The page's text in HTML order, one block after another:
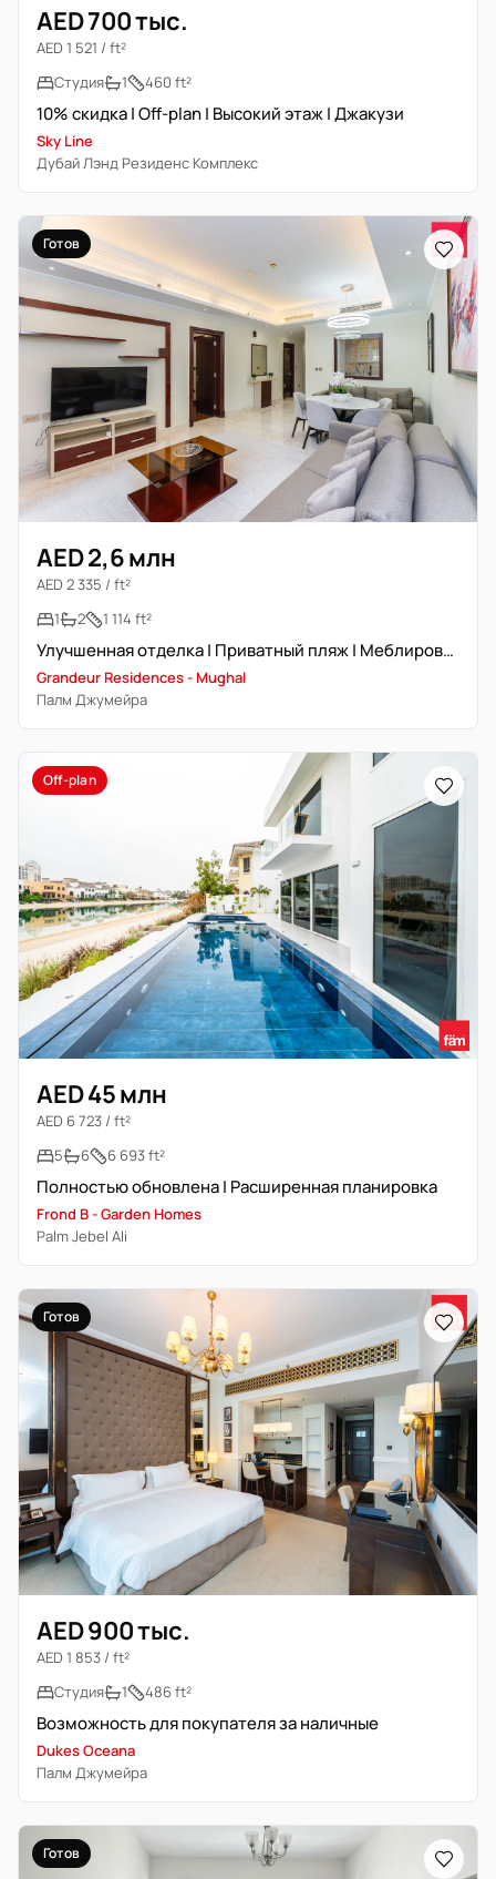
AED 700 тыс.
AED 1 521 / ft²
Студия
1 460 ft²
10% скидка | Off-plan | Высокий этаж | Джакузи
Sky Line
Дубай Лэнд Резиденс Комплекс
Готов
AED 2,6 млн
AED 2 335 / ft²
1
2 1 114 ft²
Улучшенная отделка | Приватный пляж | Меблирована
Grandeur Residences - Mughal
Палм Джумейра
Off-plan
AED 45 млн
AED 6 723 / ft²
5
6 6 693 ft²
Полностью обновлена | Расширенная планировка
Frond B - Garden Homes
Palm Jebel Ali
Готов
AED 900 тыс.
AED 1 853 / ft²
Студия
1 486 ft²
Возможность для покупателя за наличные
Dukes Oceana
Палм Джумейра
Готов